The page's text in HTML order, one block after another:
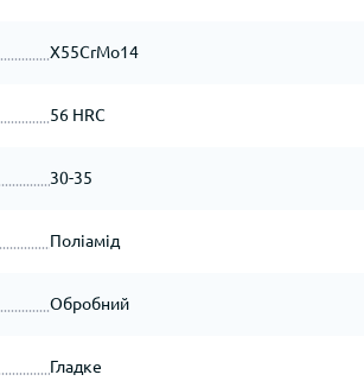
X55CrMo14
56 HRC
30-35
Поліамід
Обробний
Гладке